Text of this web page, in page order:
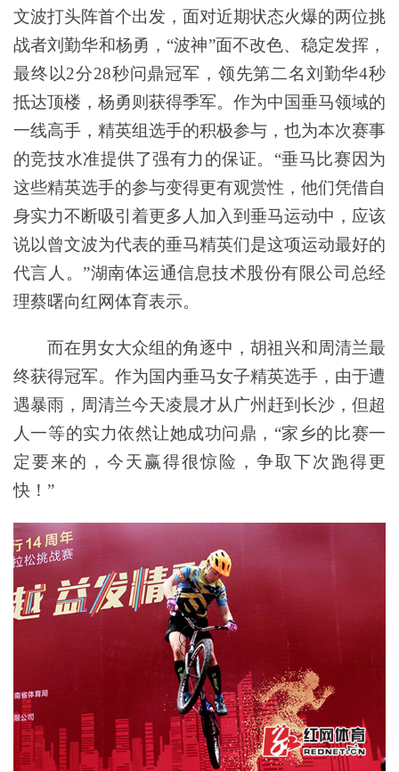
文波打头阵首个出发，面对近期状态火爆的两位挑
战者刘勤华和杨勇，“波神”面不改色、稳定发挥，
最终以2分28秒问鼎冠军，领先第二名刘勤华4秒
抵达顶楼，杨勇则获得季军。作为中国垂马领域的
一线高手，精英组选手的积极参与，也为本次赛事
的竞技水准提供了强有力的保证。“垂马比赛因为
这些精英选手的参与变得更有观赏性，他们凭借自
身实力不断吸引着更多人加入到垂马运动中，应该
说以曾文波为代表的垂马精英们是这项运动最好的
代言人。”湖南体运通信息技术股份有限公司总经
理蔡曙向红网体育表示。
而在男女大众组的角逐中，胡祖兴和周清兰最
终获得冠军。作为国内垂马女子精英选手，由于遭
遇暴雨，周清兰今天凌晨才从广州赶到长沙，但超
人一等的实力依然让她成功问鼎，“家乡的比赛一
定要来的，今天赢得很惊险，争取下次跑得更
快！”